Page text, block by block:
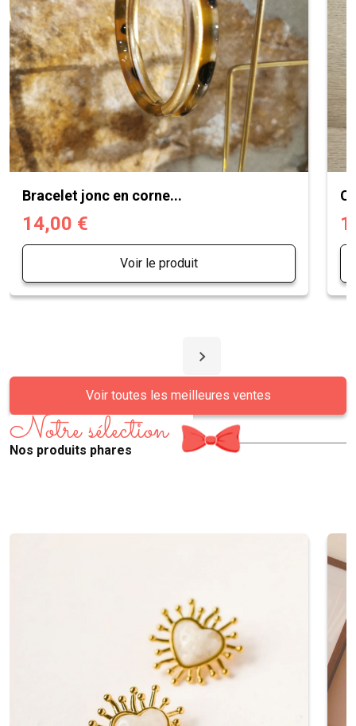
Bracelet jonc en corne...
14,00 €
Voir le produit
Voir toutes les meilleures ventes
Notre sélection
Nos produits phares